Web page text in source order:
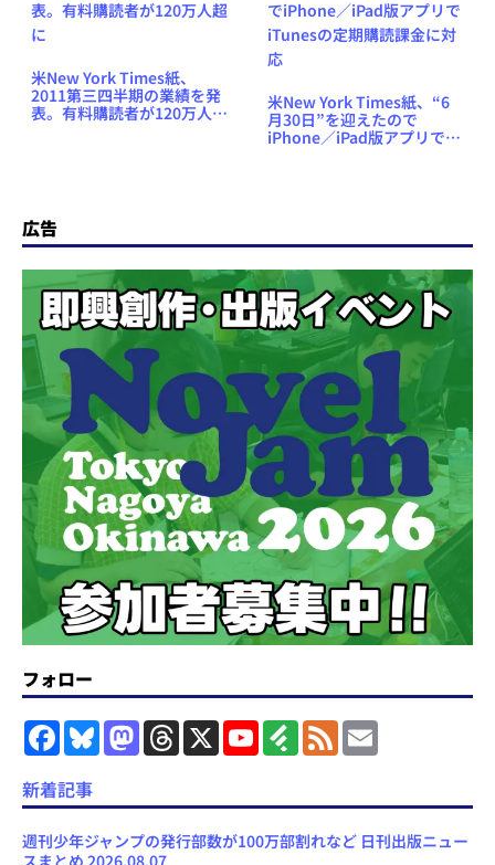
米New York Times紙、
2011第三四半期の業績を発
表。有料購読者が120万人超
米New York Times紙、“6
月30日”を迎えたので
iPhone／iPad版アプリで
広告
フォロー
F
a
e
b
o
k
B
s
y
M
a
o
o
n
T
h
a
s
X
Y
o
u
e
C
F
e
l
F
e
l
新着記事
週刊少年ジャンプの発行部数が100万部割れなど 日刊出版ニュー